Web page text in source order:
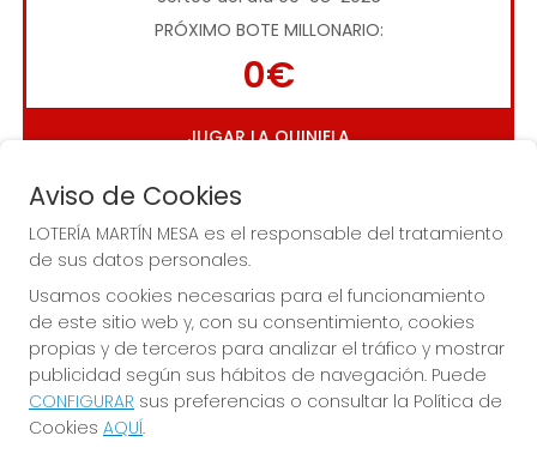
PRÓXIMO BOTE MILLONARIO:
0€
JUGAR LA QUINIELA
Imagen anterior
LOTERÍA MARTÍN MESA
Aviso de Cookies
LOTERÍA MARTÍN MESA es el responsable del tratamiento
de sus datos personales.
Usamos cookies necesarias para el funcionamiento
de este sitio web y, con su consentimiento, cookies
propias y de terceros para analizar el tráfico y mostrar
publicidad según sus hábitos de navegación. Puede
CONFIGURAR sus preferencias o consultar la Política de
Cookies AQUÍ.